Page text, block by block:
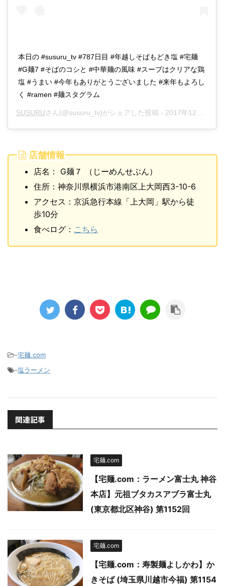
本日の #susuru_tv #787日目 #年越しそばもどき塩 #宅麺
#G麺7 #そばのコシと #中華麺の風味 #スープはクリアな鶏
塩 #うまい #今年もありがとうございました #来年もよろし
く #ramen #麺スタグラム
SUSURUさん(@susuru_tv)がシェアした投稿 - 2017年12月月31日午前6時19分PST
店舗情報
店名： G麺７ （じーめんせぶん）
住所：神奈川県横浜市港南区上大岡西3-10-6
アクセス：京浜急行本線「上大岡」駅から徒
歩10分
食べログ： こちら
-宅麺.com
-塩ラーメン
関連記事
宅麺.com
【宅麺.com：ラーメン富士丸 神谷
本店】元祖ブタカスアブラ富士丸
(東京都北区神谷) 第1152回
宅麺.com
【宅麺.com：寿製麺よしかわ】か
きそば (埼玉県川越市今福) 第1154